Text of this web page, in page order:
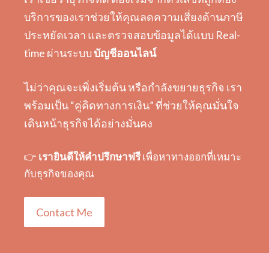
บริการของเราช่วยให้คุณลดความเสี่ยงด้านภาษี
ประหยัดเวลา และตรวจสอบข้อมูลได้แบบ Real-
time ผ่านระบบบัญชีออนไลน์
ไม่ว่าคุณจะเพิ่งเริ่มต้น หรือกำลังขยายธุรกิจ เรา
พร้อมเป็น “คู่คิดทางการเงิน” ที่ช่วยให้คุณมั่นใจ
เดินหน้าธุรกิจได้อย่างมั่นคง
👉 เรายินดีให้คำปรึกษาฟรีเพื่อหาทางออกที่เหมาะ
กับธุรกิจของคุณ
Contact Me